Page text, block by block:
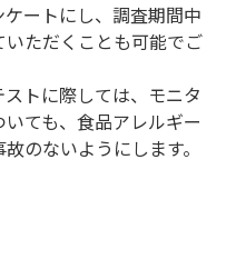
ートにし、調査期間中
ただくことも可能でご
トに際しては、モニタ
ても、食品アレルギー
のないようにします。